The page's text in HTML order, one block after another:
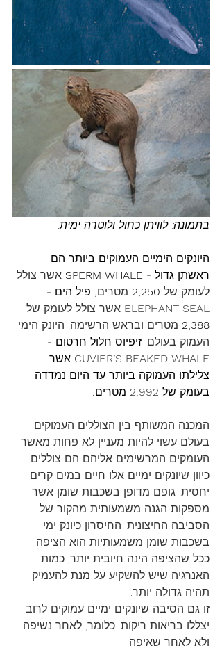
בתמונה: לוויתן כחול ולוטרה ימית.
היונקים הימיים העמוקים ביותר הם
ראשתן גדול - SPERM WHALE אשר צולל
לעומק של 2,250 מטרים, פיל הים -
ELEPHANT SEAL אשר צולל לעומק של
2,388 מטרים ובראש הרשימה, היונק הימי
העמוק בעולם, זיפיוס חלול חרטום -
CUVIER’S BEAKED WHALE אשר
צלילתו העמוקה ביותר עד היום נמדדה
בעומק של
מטרים.
המכנה המשותף בין הצוללים העמוקים
בעולם עשוי להיות מעניין לא פחות מאשר
העומקים המרשימים אליהם הם צוללים.
כיוון שיונקים ימיים אלו חיים במים קרים
יחסית, גופם מדופן בשכבות שומן אשר
מספקות הגנה משמעותית מהקור של
הסביבה החיצונית. החיסרון כיונק ימי
בשכבות שומן משמעותיות הוא הציפה.
ככל שהציפה הינה חיובית יותר, כמות
האנרגיה שיש להשקיע על מנת להעמיק
תהיה גדולה יותר.
זו גם הסיבה שיונקים ימיים עמוקים לרוב
יצללו בריאות ריקות. כלומר, לאחר נשיפה
ולא לאחר שאיפה.